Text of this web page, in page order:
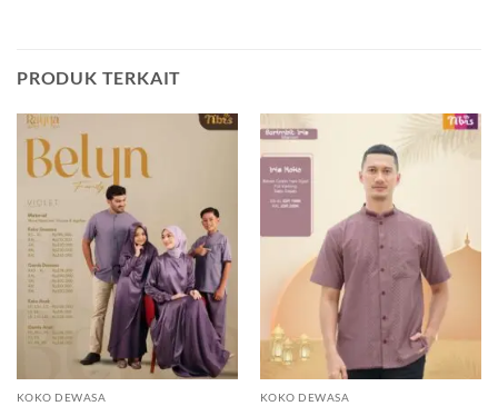
PRODUK TERKAIT
KOKO DEWASA KOKO DEWASA